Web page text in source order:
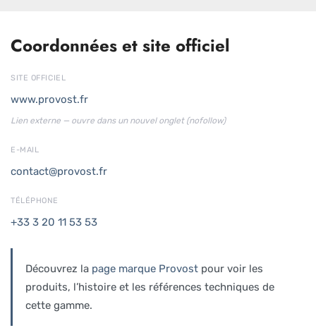
Coordonnées et site officiel
SITE OFFICIEL
www.provost.fr
Lien externe — ouvre dans un nouvel onglet (nofollow)
E-MAIL
contact@provost.fr
TÉLÉPHONE
+33 3 20 11 53 53
Découvrez la page marque Provost pour voir les
produits, l’histoire et les références techniques de
cette gamme.